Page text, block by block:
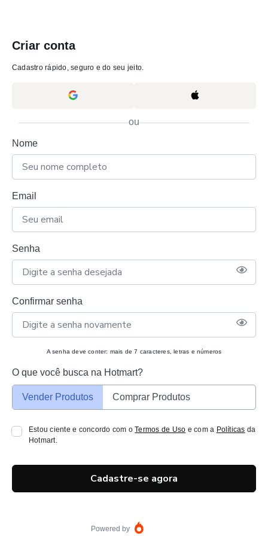
Criar conta
Cadastro rápido, seguro e do seu jeito.
ou
Nome
Email
Senha
Confirmar senha
A senha deve conter: mais de 7 caracteres, letras e números
O que você busca na Hotmart?
Vender Produtos Comprar Produtos
Estou ciente e concordo com oTermos de Uso e com a Políticas da
Hotmart.
Cadastre-se agora
Powered by